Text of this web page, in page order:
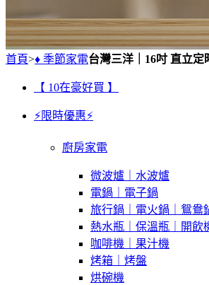
首頁>♦ 季節家電台灣三洋｜16吋 直立定
【 10在豪好買 】
⚡限時優惠⚡
廚房家電
微波爐｜水波爐
電鍋｜電子鍋
旅行鍋｜電火鍋｜鴛鴦
熱水瓶｜保溫瓶｜開飲
咖啡機｜果汁機
烤箱｜烤盤
烘碗機